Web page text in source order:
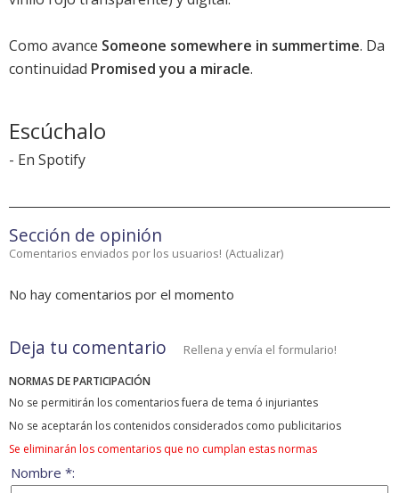
Como avance Someone somewhere in summertime. Da
continuidad Promised you a miracle.
Escúchalo
- En Spotify
Sección de opinión
Comentarios enviados por los usuarios! (Actualizar)
No hay comentarios por el momento
Deja tu comentario Rellena y envía el formulario!
NORMAS DE PARTICIPACIÓN
No se permitirán los comentarios fuera de tema ó injuriantes
No se aceptarán los contenidos considerados como publicitarios
Se eliminarán los comentarios que no cumplan estas normas
Nombre *: